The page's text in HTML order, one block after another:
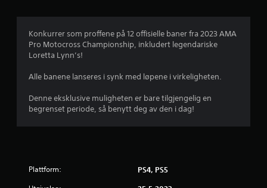
i
g
u
d
Konkurrer som proffene på 12 offisielle baner fra 2023 AMA
Pro Motocross Championship, inkludert legendariske
Loretta Lynn’s!
Alle banene lanseres i synk med løpene i virkeligheten.
Denne eksklusive muligheten er bare tilgjengelig en
begrenset periode, så benytt deg av den i dag!
Plattform: PS4, PS5